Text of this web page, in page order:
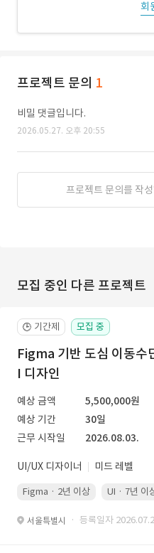
회
프로젝트 문의 1
비밀 댓글입니다.
2026.05.27. 오후 20:55
프로젝트 문의를 작
모집 중인 다른 프로젝트
🕒 기간제 모집 중
Figma 기반 도심 이동수
I 디자인
예상 금액
5,500,000원
예상 기간
30일
근무 시작일
2026.08.03.
UI/UX 디자이너 미드 레벨
Figma · 2년 이상 UI · 7년 이
서울특별시 · 등록일자